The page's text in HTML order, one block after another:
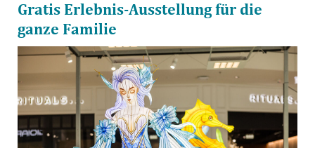
Gratis Erlebnis-Ausstellung für die
ganze Familie